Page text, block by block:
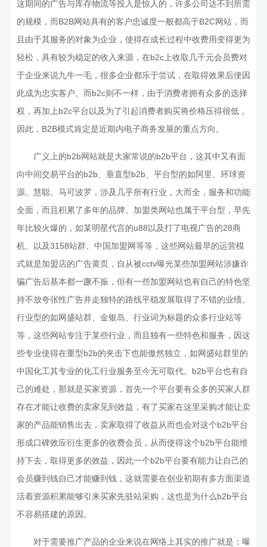
这期间的广告与库存物流等投入是惊人的，许多公司达不到所需
的规模，而B2B网站具有的客户忠诚度一般都高于B2C网站，而
且由于其服务的对象为企业，使得在成长过程中收费用变得更为
轻松，具有较为稳定的收入来源，在b2c上收取几千元会员费对
于企业来说九牛一毛，很多企业都乐于尝试，在取得效果后便因
此成为忠实客户。而b2c则不一样，由于消费者拥有众多的选择
权，再加上b2c平台以及为了引起消费者购买将价格压得很低，
因此，B2B模式肯定是近期内电子商务发展的重点方向。
广义上的b2b网站就是大家常说的b2b平台，这其中又有面
向中间交易平台的b2b、垂直型b2b、平台型的如阿里、环球资
源、慧聪、马可波罗，涉及几乎所有行业，大而全，服务和功能
全面，而且积累了多年的品牌。加盟类网站也属于平台型，早先
年比较火爆的，如某明星代言的u88以及打了电视广告的28商
机、以及3158站群、中国加盟网等等，这些网站最早的运营模
式就是加盟店的广告黄页，自从被cctv曝光某些加盟网站涉嫌诈
骗广告后基本都一蹶不振，但有一些加盟网站也有自己的特色坚
持不放夸张性广告并走独特的路线平稳发展取得了不错的业绩。
行业型的如网盛站群、金银岛、行业词为标题的众多行业站等
等，这些网站专注于某些行业，而且独有一些特色和服务，因这
些专业使得在重型b2b的夹击下也能傲然独立，如网盛站群里的
中国化工其专业的化工行业服务至今无可取代。b2b平台也有自
己的难处，那就是买家资源，首先一个平台要有众多的买家人群
存在才能让收费的卖家见到效益，有了买家在这里采购才能让卖
家的产品能销售出去，卖家取得了收益从而也会对这个b2b平台
形成口碑效应衍生更多的收费会员，从而使得这个b2b平台能维
持下去，取得更多的效益，因此一个b2b平台要有能力让自己的
会员赚到钱自己才能赚到钱，这就需要在创业初期有多方面渠道
活着资源积累能够引来买家先驻站采购，这也是为什么b2b平台
不容易搭建的原因。
对于需要推广产品的企业来说在网络上其实的推广就是：曝